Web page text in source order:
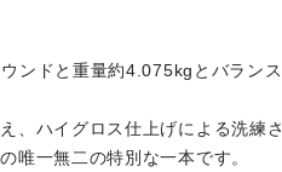
ンドと重量約4.075kgとバランス
、ハイグロス仕上げによる洗練さ
唯一無二の特別な一本です。